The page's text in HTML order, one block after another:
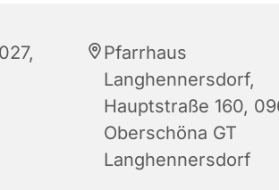
Pfarrhaus
Langhennersdorf,
Hauptstraße 160,
Oberschöna GT
Langhennersdorf